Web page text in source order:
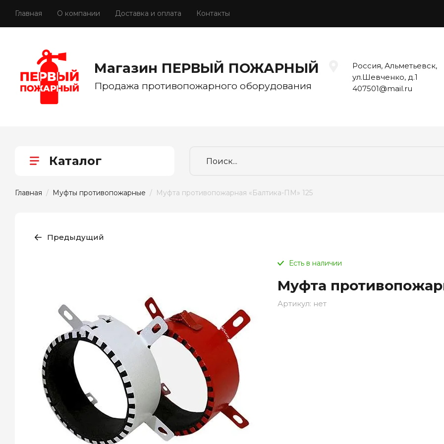
Главная О компании Доставка и оплата Контакты
Магазин ПЕРВЫЙ ПОЖАРНЫЙ
Продажа противопожарного оборудования
Россия, Альметьевск,
ул.Шевченко, д.1
407501@mail.ru
Каталог
Главная / Муфты противопожарные /  Муфта противопожарная «Балтика-ПМ» 125
Предыдущий
Есть в наличии
Муфта
Артикул: нет